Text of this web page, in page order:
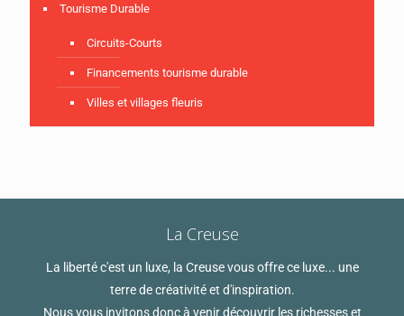
Tourisme Durable
Circuits-Courts
Financements tourisme durable
Villes et villages fleuris
La Creuse
La liberté c'est un luxe, la Creuse vous offre ce luxe... une
terre de créativité et d'inspiration.
Nous vous invitons donc à venir découvrir les richesses et